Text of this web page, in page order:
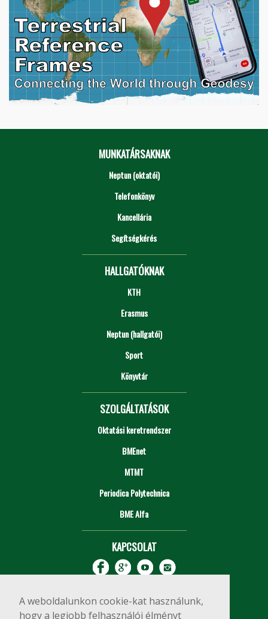
A weboldalunkon cookie-kat használunk,
hogy a legjobb felhasználói élményt
MUNKATÁRSAKNAK
Neptun (oktatói)
Telefonkönyv
Kancellária
Segítségkérés
HALLGATÓKNAK
KTH
Erasmus
Neptun (hallgatói)
Sport
Könyvtár
SZOLGÁLTATÁSOK
Oktatási keretrendszer
BMEnet
MTMT
Periodica Polytechnica
BME Alfa
KAPCSOLAT